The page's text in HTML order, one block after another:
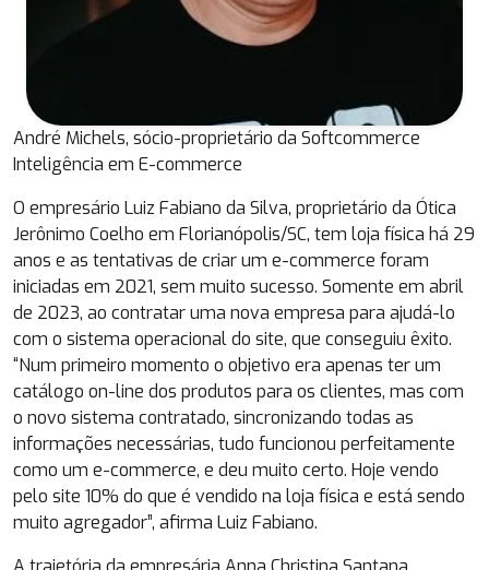
André Michels, sócio-proprietário da Softcommerce
Inteligência em E-commerce
O empresário Luiz Fabiano da Silva, proprietário da Ótica
Jerônimo Coelho em Florianópolis/SC, tem loja física há 29
anos e as tentativas de criar um e-commerce foram
iniciadas em 2021, sem muito sucesso. Somente em abril
de 2023, ao contratar uma nova empresa para ajudá-lo
com o sistema operacional do site, que conseguiu êxito.
“Num primeiro momento o objetivo era apenas ter um
catálogo on-line dos produtos para os clientes, mas com
o novo sistema contratado, sincronizando todas as
informações necessárias, tudo funcionou perfeitamente
como um e-commerce, e deu muito certo. Hoje vendo
pelo site 10% do que é vendido na loja física e está sendo
muito agregador”, afirma Luiz Fabiano.